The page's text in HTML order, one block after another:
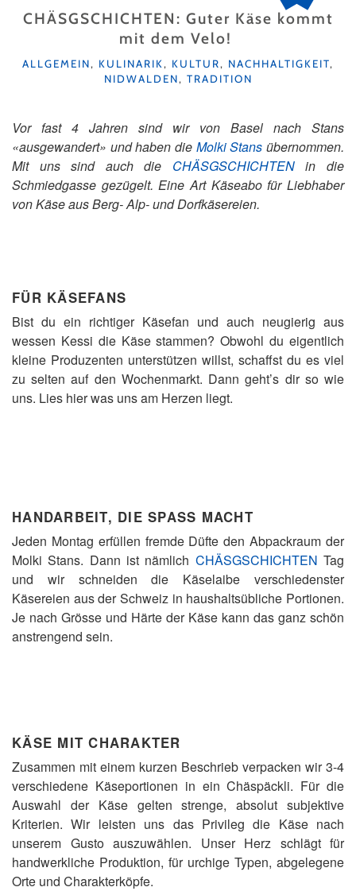
CHÄSGSCHICHTEN: Guter Käse kommt
mit dem Velo!
KATEGORIEN
ALLGEMEIN, KULINARIK, KULTUR, NACHHALTIGKEIT,
NIDWALDEN, TRADITION
Vor fast 4 Jahren sind wir von Basel nach Stans
«ausgewandert» und haben die Molki Stans übernommen.
Mit uns sind auch die CHÄSGSCHICHTENin die
Schmiedgasse gezügelt. Eine Art Käseabo für Liebhaber
von Käse aus Berg- Alp- und Dorfkäsereien.
FÜR KÄSEFANS
Bist du ein richtiger Käsefan und auch neugierig aus
wessen Kessi die Käse stammen? Obwohl du eigentlich
kleine Produzenten unterstützen willst, schaffst du es viel
zu selten auf den Wochenmarkt. Dann geht’s dir so wie
uns. Lies hier was uns am Herzen liegt.
HANDARBEIT, DIE SPASS MACHT
Jeden Montag erfüllen fremde Düfte den Abpackraum der
Molki Stans. Dann ist nämlich CHÄSGSCHICHTEN Tag
und wir schneiden die Käselaibe verschiedenster
Käsereien aus der Schweiz in haushaltsübliche Portionen.
Je nach Grösse und Härte der Käse kann das ganz schön
anstrengend sein.
KÄSE MIT CHARAKTER
Zusammen mit einem kurzen Beschrieb verpacken wir 3-4
verschiedene Käseportionen in ein Chäspäckli. Für die
Auswahl der Käse gelten strenge, absolut subjektive
Kriterien. Wir leisten uns das Privileg die Käse nach
unserem Gusto auszuwählen. Unser Herz schlägt für
handwerkliche Produktion, für urchige Typen, abgelegene
Orte und Charakterköpfe.